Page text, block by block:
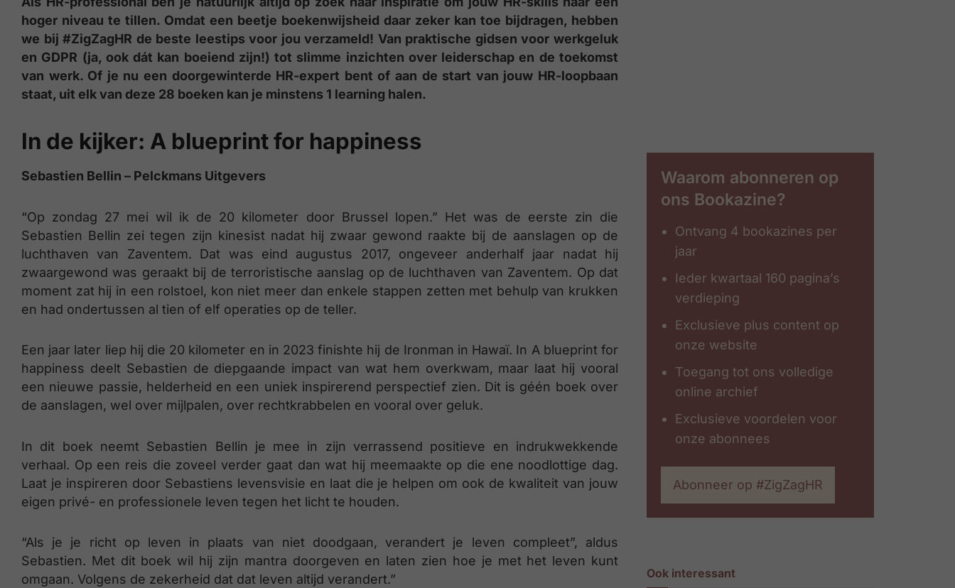
hoger niveau te tillen. Omdat een beetje boekenwijsheid daar zeker kan toe bijdragen, hebben
we bij #ZigZagHR de beste leestips voor jou verzameld! Van praktische gidsen voor werkgeluk
en GDPR (ja, ook dát kan boeiend zijn!) tot slimme inzichten over leiderschap en de toekomst
van werk. Of je nu een doorgewinterde HR-expert bent of aan de start van jouw HR-loopbaan
staat, uit elk van deze 28 boeken kan je minstens 1 learning halen.
In de kijker: A blueprint for happiness
Sebastien Bellin – Pelckmans Uitgevers
“Op zondag 27 mei wil ik de 20 kilometer door Brussel lopen.” Het was de eerste zin die
Sebastien Bellin zei tegen zijn kinesist nadat hij zwaar gewond raakte bij de aanslagen op de
luchthaven van Zaventem. Dat was eind augustus 2017, ongeveer anderhalf jaar nadat hij
zwaargewond was geraakt bij de terroristische aanslag op de luchthaven van Zaventem. Op dat
moment zat hij in een rolstoel, kon niet meer dan enkele stappen zetten met behulp van krukken
en had ondertussen al tien of elf operaties op de teller.
Een jaar later liep hij die 20 kilometer en in 2023 finishte hij de Ironman in Hawaï. In A blueprint for
happiness deelt Sebastien de diepgaande impact van wat hem overkwam, maar laat hij vooral
een nieuwe passie, helderheid en een uniek inspirerend perspectief zien. Dit is géén boek over
de aanslagen, wel over mijlpalen, over rechtkrabbelen en vooral over geluk.
In dit boek neemt Sebastien Bellin je mee in zijn verrassend positieve en indrukwekkende
verhaal. Op een reis die zoveel verder gaat dan wat hij meemaakte op die ene noodlottige dag.
Laat je inspireren door Sebastiens levensvisie en laat die je helpen om ook de kwaliteit van jouw
eigen privé- en professionele leven tegen het licht te houden.
“Als je je richt op leven in plaats van niet doodgaan, verandert je leven compleet”, aldus
Sebastien. Met dit boek wil hij zijn mantra doorgeven en laten zien hoe je met het leven kunt
omgaan. Volgens de zekerheid dat dat leven altijd verandert.”
Waarom abonneren op
ons Bookazine?
Ontvang 4 bookazines per
jaar
Ieder kwartaal 160 pagina’s
verdieping
Exclusieve plus content op
onze website
Toegang tot ons volledige
online archief
Exclusieve voordelen voor
onze abonnees
Abonneer op #ZigZagHR
Ook interessant